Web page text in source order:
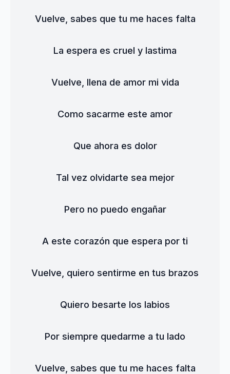
Vuelve, sabes que tu me haces falta
La espera es cruel y lastima
Vuelve, llena de amor mi vida
Como sacarme este amor
Que ahora es dolor
Tal vez olvidarte sea mejor
Pero no puedo engañar
A este corazón que espera por ti
Vuelve, quiero sentirme en tus brazos
Quiero besarte los labios
Por siempre quedarme a tu lado
Vuelve, sabes que tu me haces falta